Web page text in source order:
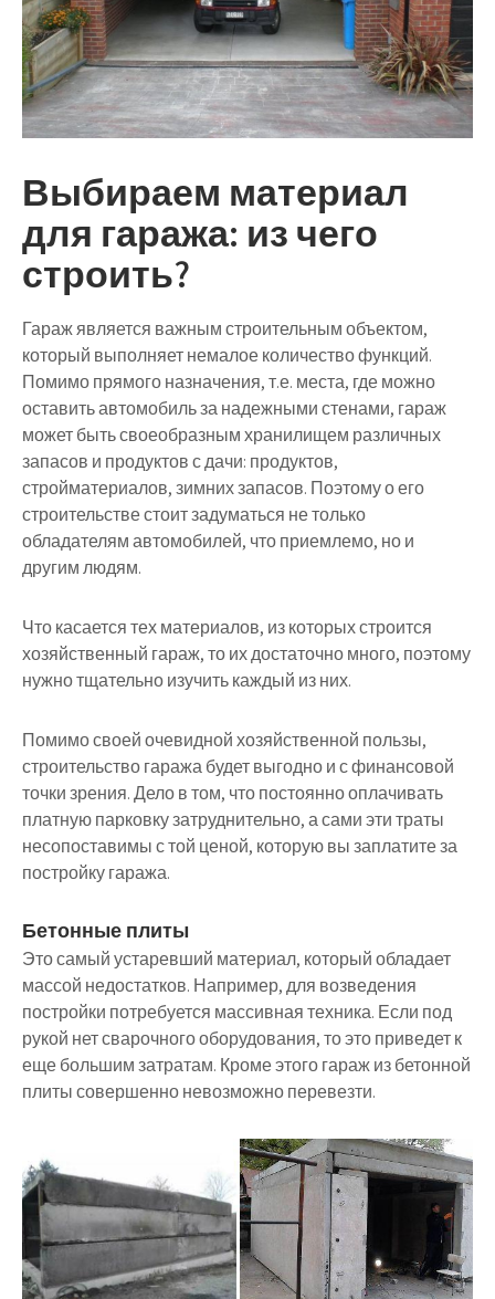
Выбираем материал
для гаража: из чего
строить?
Гараж является важным строительным объектом,
который выполняет немалое количество функций.
Помимо прямого назначения, т.е. места, где можно
оставить автомобиль за надежными стенами, гараж
может быть своеобразным хранилищем различных
запасов и продуктов с дачи: продуктов,
стройматериалов, зимних запасов. Поэтому о его
строительстве стоит задуматься не только
обладателям автомобилей, что приемлемо, но и
другим людям.
Что касается тех материалов, из которых строится
хозяйственный гараж, то их достаточно много, поэтому
нужно тщательно изучить каждый из них.
Помимо своей очевидной хозяйственной пользы,
строительство гаража будет выгодно и с финансовой
точки зрения. Дело в том, что постоянно оплачивать
платную парковку затруднительно, а сами эти траты
несопоставимы с той ценой, которую вы заплатите за
постройку гаража.
Бетонные плиты
Это самый устаревший материал, который обладает
массой недостатков. Например, для возведения
постройки потребуется массивная техника. Если под
рукой нет сварочного оборудования, то это приведет к
еще большим затратам. Кроме этого гараж из бетонной
плиты совершенно невозможно перевезти.